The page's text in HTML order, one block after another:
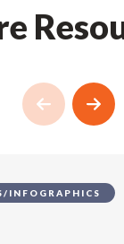
INFOGRAPHICS